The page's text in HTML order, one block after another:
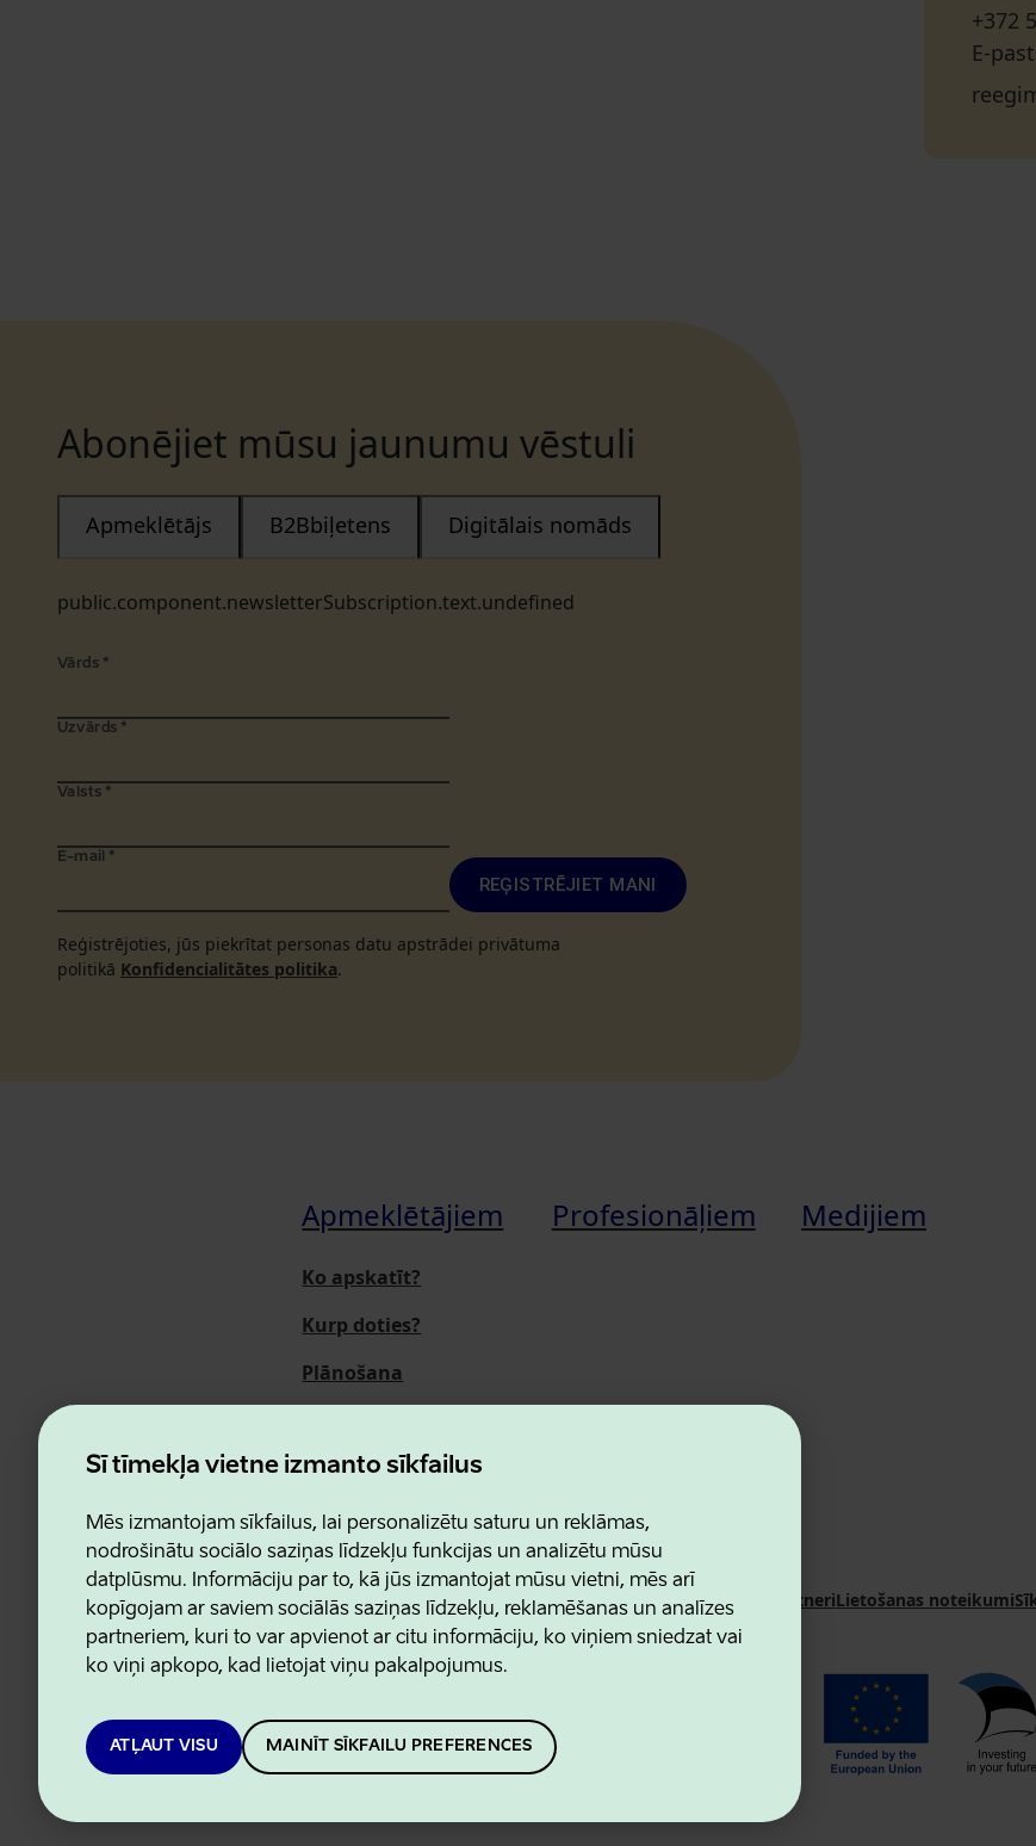
Šī tīmekļa vietne izmanto sīkfailus
Mēs izmantojam sīkfailus, lai personalizētu saturu un reklāmas,
nodrošinātu sociālo saziņas līdzekļu funkcijas un analizētu mūsu
datplūsmu. Informāciju par to, kā jūs izmantojat mūsu vietni, mēs arī
kopīgojam ar saviem sociālās saziņas līdzekļu, reklamēšanas un analīzes
partneriem, kuri to var apvienot ar citu informāciju, ko viņiem sniedzat vai
ko viņi apkopo, kad lietojat viņu pakalpojumus.
ATĻAUT VISU MAINĪT SĪKFAILU PREFERENCES
+372
E-
Abonējiet mūsu jaunumu vēstuli
public.component.newsletterSubscription.text.undefined
Apmeklētājs B2Bbiļetens Digitālais nomāds
Vārds *
Uzvārds *
Valsts *
E-mail *
REĢISTRĒJIET MANI
Reģistrējoties, jūs piekrītat personas datu apstrādei privātuma
politikā Konfidencialitātes politika.
Apmeklētājiem
Ko apskatīt?
Kurp doties?
Plānošana
Par mums
Profesionāļiem Medijiem
Estonian Business and Innovation AgencyKontaktiSadarbības partneriLietošanas noteikumi